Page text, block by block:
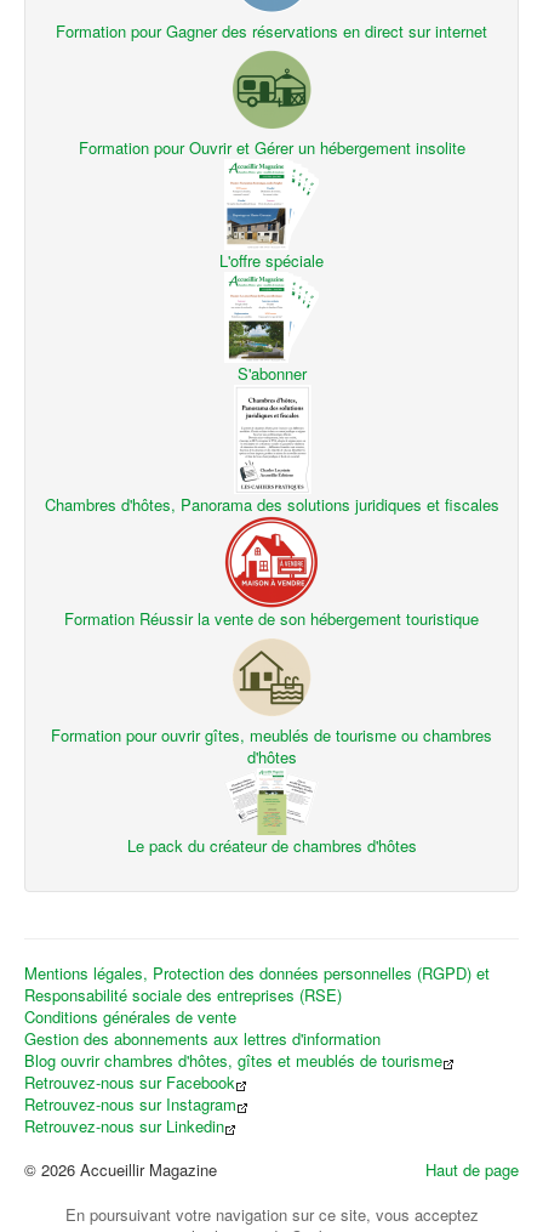
Formation pour Gagner des réservations en direct sur internet
Formation pour Ouvrir et Gérer un hébergement insolite
L'offre spéciale
S'abonner
Chambres d'hôtes, Panorama des solutions juridiques et fiscales
Formation Réussir la vente de son hébergement touristique
Formation pour ouvrir gîtes, meublés de tourisme ou chambres
d'hôtes
Le pack du créateur de chambres d'hôtes
Mentions légales, Protection des données personnelles (RGPD) et
Responsabilité sociale des entreprises (RSE)
Conditions générales de vente
Gestion des abonnements aux lettres d'information
Blog ouvrir chambres d'hôtes, gîtes et meublés de tourisme
Retrouvez-nous sur Facebook
Retrouvez-nous sur Instagram
Retrouvez-nous sur Linkedin
Haut de page
© 2026 Accueillir Magazine
En poursuivant votre navigation sur ce site, vous acceptez